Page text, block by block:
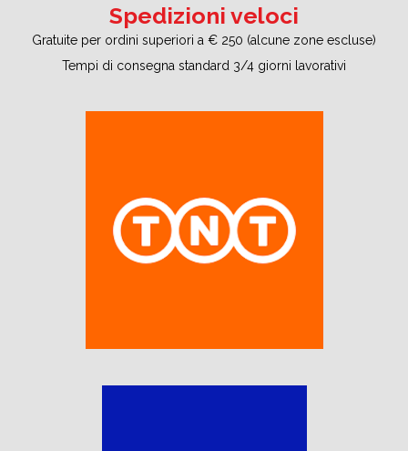
Spedizioni veloci
Gratuite per ordini superiori a € 250 (alcune zone escluse)
Tempi di consegna standard 3/4 giorni lavorativi